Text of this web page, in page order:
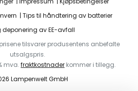
Tips til håndtering av batterier
deponering av EE-avfall
tilsvarer produsentens anbefalte
utsalgspris.
mva. fraktkostnader kommer i tillegg.
Lampenwelt GmbH